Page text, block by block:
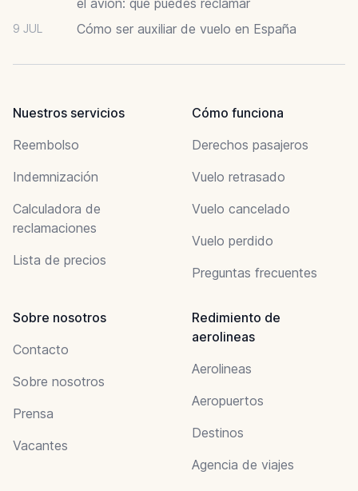
9 JUL Cómo ser auxiliar de vuelo en España
Nuestros servicios
Reembolso
Indemnización
Calculadora de
reclamaciones
Lista de precios
Cómo funciona
Derechos pasajeros
Vuelo retrasado
Vuelo cancelado
Vuelo perdido
Preguntas frecuentes
Sobre nosotros
Contacto
Sobre nosotros
Prensa
Vacantes
Redimiento de
aerolineas
Aerolineas
Aeropuertos
Destinos
Agencia de viajes